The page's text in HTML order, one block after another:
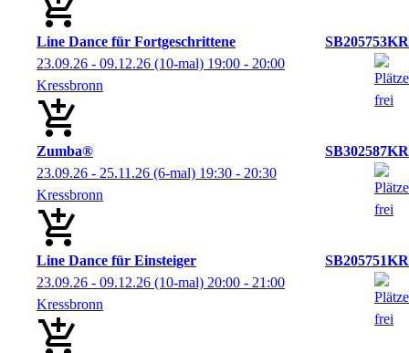
Line Dance für Fortgeschrittene
SB205753KR
23.09.26 - 09.12.26 (10-mal) 19:00 - 20:00
Kressbronn
Zumba®
SB302587KR
23.09.26 - 25.11.26 (6-mal) 19:30 - 20:30
Kressbronn
Line Dance für Einsteiger
SB205751KR
23.09.26 - 09.12.26 (10-mal) 20:00 - 21:00
Kressbronn